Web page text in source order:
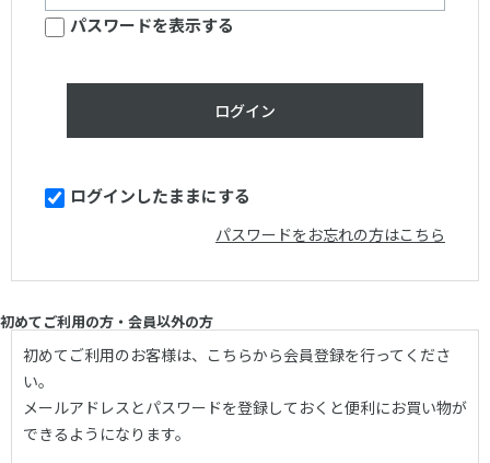
パスワードを表示する
ログインしたままにする
パスワードをお忘れの方はこちら
初めてご利用の方・会員以外の方
初めてご利用のお客様は、こちらから会員登録を行ってくださ
い。
メールアドレスとパスワードを登録しておくと便利にお買い物が
できるようになります。